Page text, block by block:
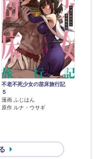
不老不死少女の苗床旅行記
５
漫画 ふじはん
原作 ルナ・ウサギ